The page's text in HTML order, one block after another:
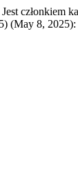
członkiem
(May 8,